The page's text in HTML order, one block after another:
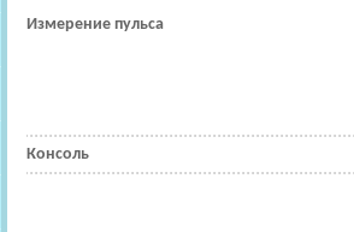
Измерение пульса
Консоль